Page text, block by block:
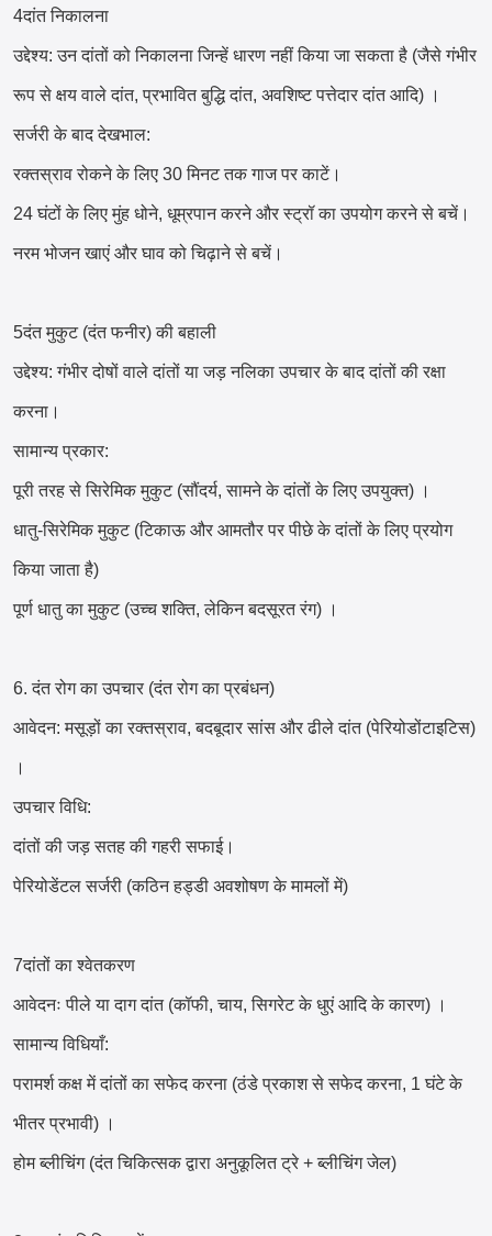
4दांत निकालना
उद्देश्य: उन दांतों को निकालना जिन्हें धारण नहीं किया जा सकता है (जैसे गंभीर
रूप से क्षय वाले दांत, प्रभावित बुद्धि दांत, अवशिष्ट पत्तेदार दांत आदि) ।
सर्जरी के बाद देखभाल:
रक्तस्राव रोकने के लिए 30 मिनट तक गाज पर काटें।
24 घंटों के लिए मुंह धोने, धूम्रपान करने और स्ट्रॉ का उपयोग करने से बचें।
नरम भोजन खाएं और घाव को चिढ़ाने से बचें।
5दंत मुकुट (दंत फनीर) की बहाली
उद्देश्य: गंभीर दोषों वाले दांतों या जड़ नलिका उपचार के बाद दांतों की रक्षा
करना।
सामान्य प्रकार:
पूरी तरह से सिरेमिक मुकुट (सौंदर्य, सामने के दांतों के लिए उपयुक्त) ।
धातु-सिरेमिक मुकुट (टिकाऊ और आमतौर पर पीछे के दांतों के लिए प्रयोग
किया जाता है)
पूर्ण धातु का मुकुट (उच्च शक्ति, लेकिन बदसूरत रंग) ।
6. दंत रोग का उपचार (दंत रोग का प्रबंधन)
आवेदन: मसूड़ों का रक्तस्राव, बदबूदार सांस और ढीले दांत (पेरियोडोंटाइटिस)
।
उपचार विधि:
दांतों की जड़ सतह की गहरी सफाई।
पेरियोडेंटल सर्जरी (कठिन हड्डी अवशोषण के मामलों में)
7दांतों का श्वेतकरण
आवेदनः पीले या दाग दांत (कॉफी, चाय, सिगरेट के धुएं आदि के कारण) ।
सामान्य विधियाँ:
परामर्श कक्ष में दांतों का सफेद करना (ठंडे प्रकाश से सफेद करना, 1 घंटे के
भीतर प्रभावी) ।
होम ब्लीचिंग (दंत चिकित्सक द्वारा अनुकूलित ट्रे + ब्लीचिंग जेल)